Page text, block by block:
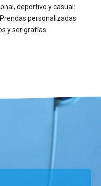
deportivo y casual:
personalizadas
y serigrafías.